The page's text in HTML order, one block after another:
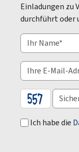
Einladungen zu
durchführt
Ich habe die